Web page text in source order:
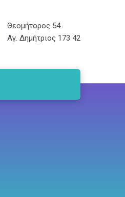
Θεομήτορος 54
Αγ. Δημήτριος 173 42